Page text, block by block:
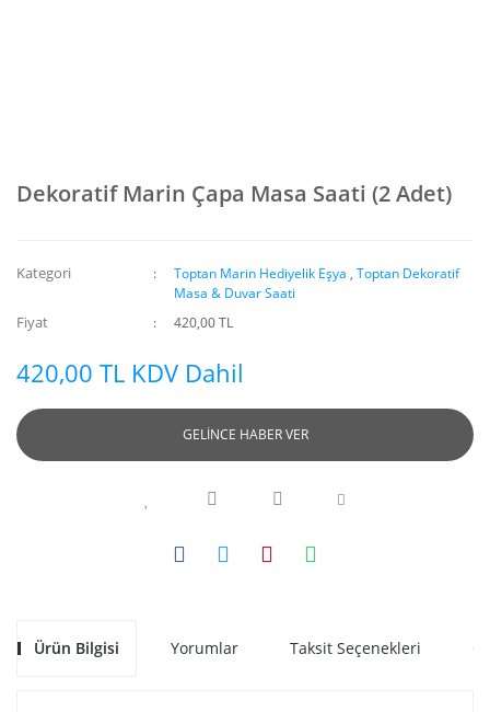
Dekoratif Marin Çapa Masa Saati (2 Adet)
Kategori Toptan Marin Hediyelik Eşya ,Toptan Dekoratif
Masa & Duvar Saati
Fiyat 420,00 TL
420,00 TL KDV Dahil
GELİNCE HABER VER
Ürün Bilgisi Yorumlar Taksit Seçenekleri